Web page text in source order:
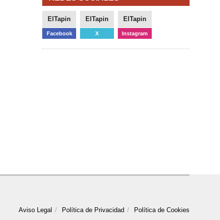
ElTapin
Facebook
ElTapin
X
ElTapin
Instagram
Aviso Legal Política de Privacidad Política de Cookies